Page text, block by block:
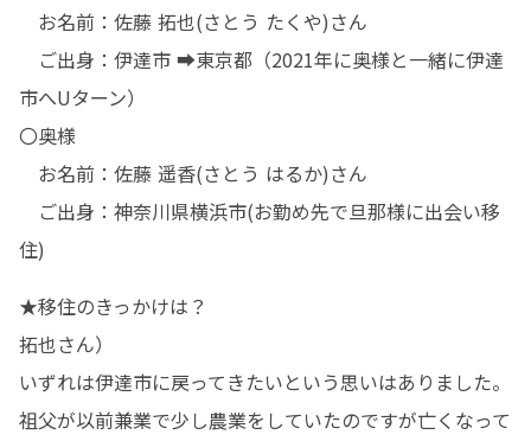
お名前：佐藤 拓也(さとう たくや)さん
ご出身：伊達市 ➡東京都（2021年に奥様と一緒に伊達
市へUターン）
〇奥様
お名前：佐藤 遥香(さとう はるか)さん
ご出身：神奈川県横浜市(お勤め先で旦那様に出会い移
住)
★移住のきっかけは？
拓也さん）
いずれは伊達市に戻ってきたいという思いはありました。
祖父が以前兼業で少し農業をしていたのですが亡くなって